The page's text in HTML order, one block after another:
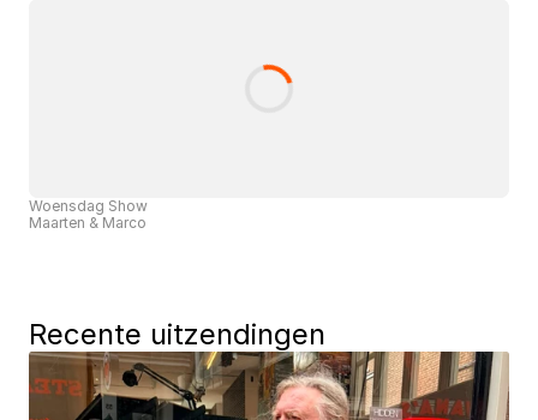
Woensdag Show
Maarten & Marco
Recente uitzendingen